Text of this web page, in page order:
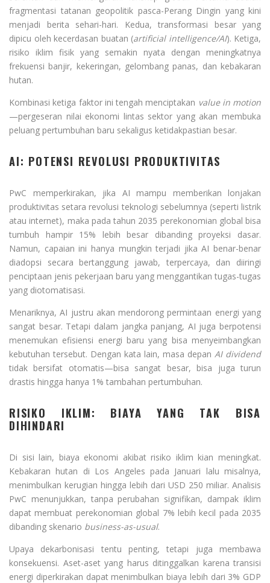
fragmentasi tatanan geopolitik pasca-Perang Dingin yang kini
menjadi berita sehari-hari. Kedua, transformasi besar yang
dipicu oleh kecerdasan buatan (artificial intelligence/AI). Ketiga,
risiko iklim fisik yang semakin nyata dengan meningkatnya
frekuensi banjir, kekeringan, gelombang panas, dan kebakaran
hutan.
Kombinasi ketiga faktor ini tengah menciptakan value in motion
—pergeseran nilai ekonomi lintas sektor yang akan membuka
peluang pertumbuhan baru sekaligus ketidakpastian besar.
AI: POTENSI REVOLUSI PRODUKTIVITAS
PwC memperkirakan, jika AI mampu memberikan lonjakan
produktivitas setara revolusi teknologi sebelumnya (seperti listrik
atau internet), maka pada tahun 2035 perekonomian global bisa
tumbuh hampir 15% lebih besar dibanding proyeksi dasar.
Namun, capaian ini hanya mungkin terjadi jika AI benar-benar
diadopsi secara bertanggung jawab, terpercaya, dan diiringi
penciptaan jenis pekerjaan baru yang menggantikan tugas-tugas
yang diotomatisasi.
Menariknya, AI justru akan mendorong permintaan energi yang
sangat besar. Tetapi dalam jangka panjang, AI juga berpotensi
menemukan efisiensi energi baru yang bisa menyeimbangkan
kebutuhan tersebut. Dengan kata lain, masa depan AI dividend
tidak bersifat otomatis—bisa sangat besar, bisa juga turun
drastis hingga hanya 1% tambahan pertumbuhan.
RISIKO IKLIM: BIAYA YANG TAK BISA
DIHINDARI
Di sisi lain, biaya ekonomi akibat risiko iklim kian meningkat.
Kebakaran hutan di Los Angeles pada Januari lalu misalnya,
menimbulkan kerugian hingga lebih dari USD 250 miliar. Analisis
PwC menunjukkan, tanpa perubahan signifikan, dampak iklim
dapat membuat perekonomian global 7% lebih kecil pada 2035
dibanding skenario business-as-usual.
Upaya dekarbonisasi tentu penting, tetapi juga membawa
konsekuensi. Aset-aset yang harus ditinggalkan karena transisi
energi diperkirakan dapat menimbulkan biaya lebih dari 3% GDP